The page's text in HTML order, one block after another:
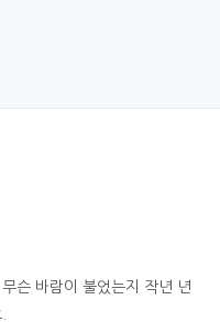
슨 바람이 불었는지 작년 년